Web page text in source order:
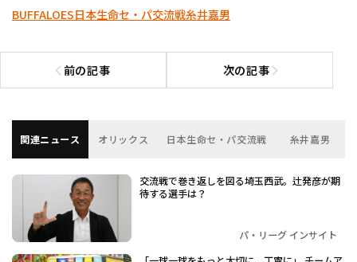
BUFFALOES日本生命セ・パ交流戦糸井嘉男
前の記事
前の記事へ 次の記事次の記事へ
関連ニュース オリックス 日本生命セ・パ交流戦 糸井嘉男
交流戦で巻き返しを図る埼玉西武。辻発彦が期
待する選手は？
パ・リーグ インサイト